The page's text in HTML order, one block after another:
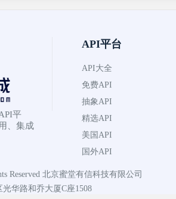
平
、集成
API平台
API大全
免费API
抽象API
精选API
美国API
国外API
Reserved 北京蜜堂有信科技有限公司
华路和乔大厦C座1508